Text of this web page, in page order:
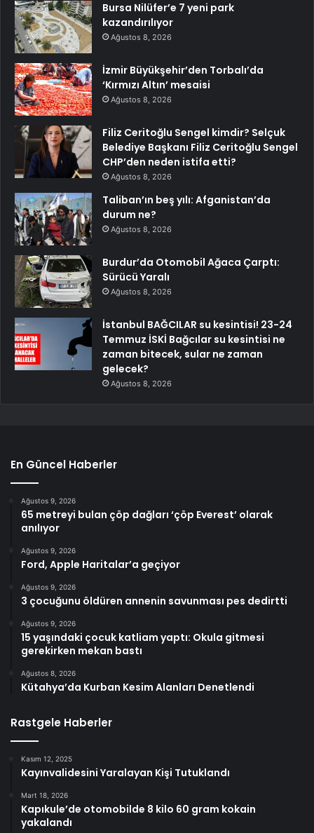
Bursa Nilüfer’e 7 yeni park
kazandırılıyor
Ağustos 8, 2026
İzmir Büyükşehir’den Torbalı’da
‘Kırmızı Altın’ mesaisi
Ağustos 8, 2026
Filiz Ceritoğlu Sengel kimdir? Selçuk
Belediye Başkanı Filiz Ceritoğlu Sengel
CHP’den neden istifa etti?
Ağustos 8, 2026
Taliban’ın beş yılı: Afganistan’da
durum ne?
Ağustos 8, 2026
Burdur’da Otomobil Ağaca Çarptı:
Sürücü Yaralı
Ağustos 8, 2026
İstanbul BAĞCILAR su kesintisi! 23-24
Temmuz İSKİ Bağcılar su kesintisi ne
zaman bitecek, sular ne zaman
gelecek?
Ağustos 8, 2026
En Güncel Haberler
Ağustos 9, 2026
65 metreyi bulan çöp dağları ‘çöp Everest’ olarak
anılıyor
Ağustos 9, 2026
Ford, Apple Haritalar’a geçiyor
Ağustos 9, 2026
3 çocuğunu öldüren annenin savunması pes dedirtti
Ağustos 9, 2026
15 yaşındaki çocuk katliam yaptı: Okula gitmesi
gerekirken mekan bastı
Ağustos 8, 2026
Kütahya’da Kurban Kesim Alanları Denetlendi
Rastgele Haberler
Kasım 12, 2025
Kayınvalidesini Yaralayan Kişi Tutuklandı
Mart 18, 2026
Kapıkule’de otomobilde 8 kilo 60 gram kokain
yakalandı